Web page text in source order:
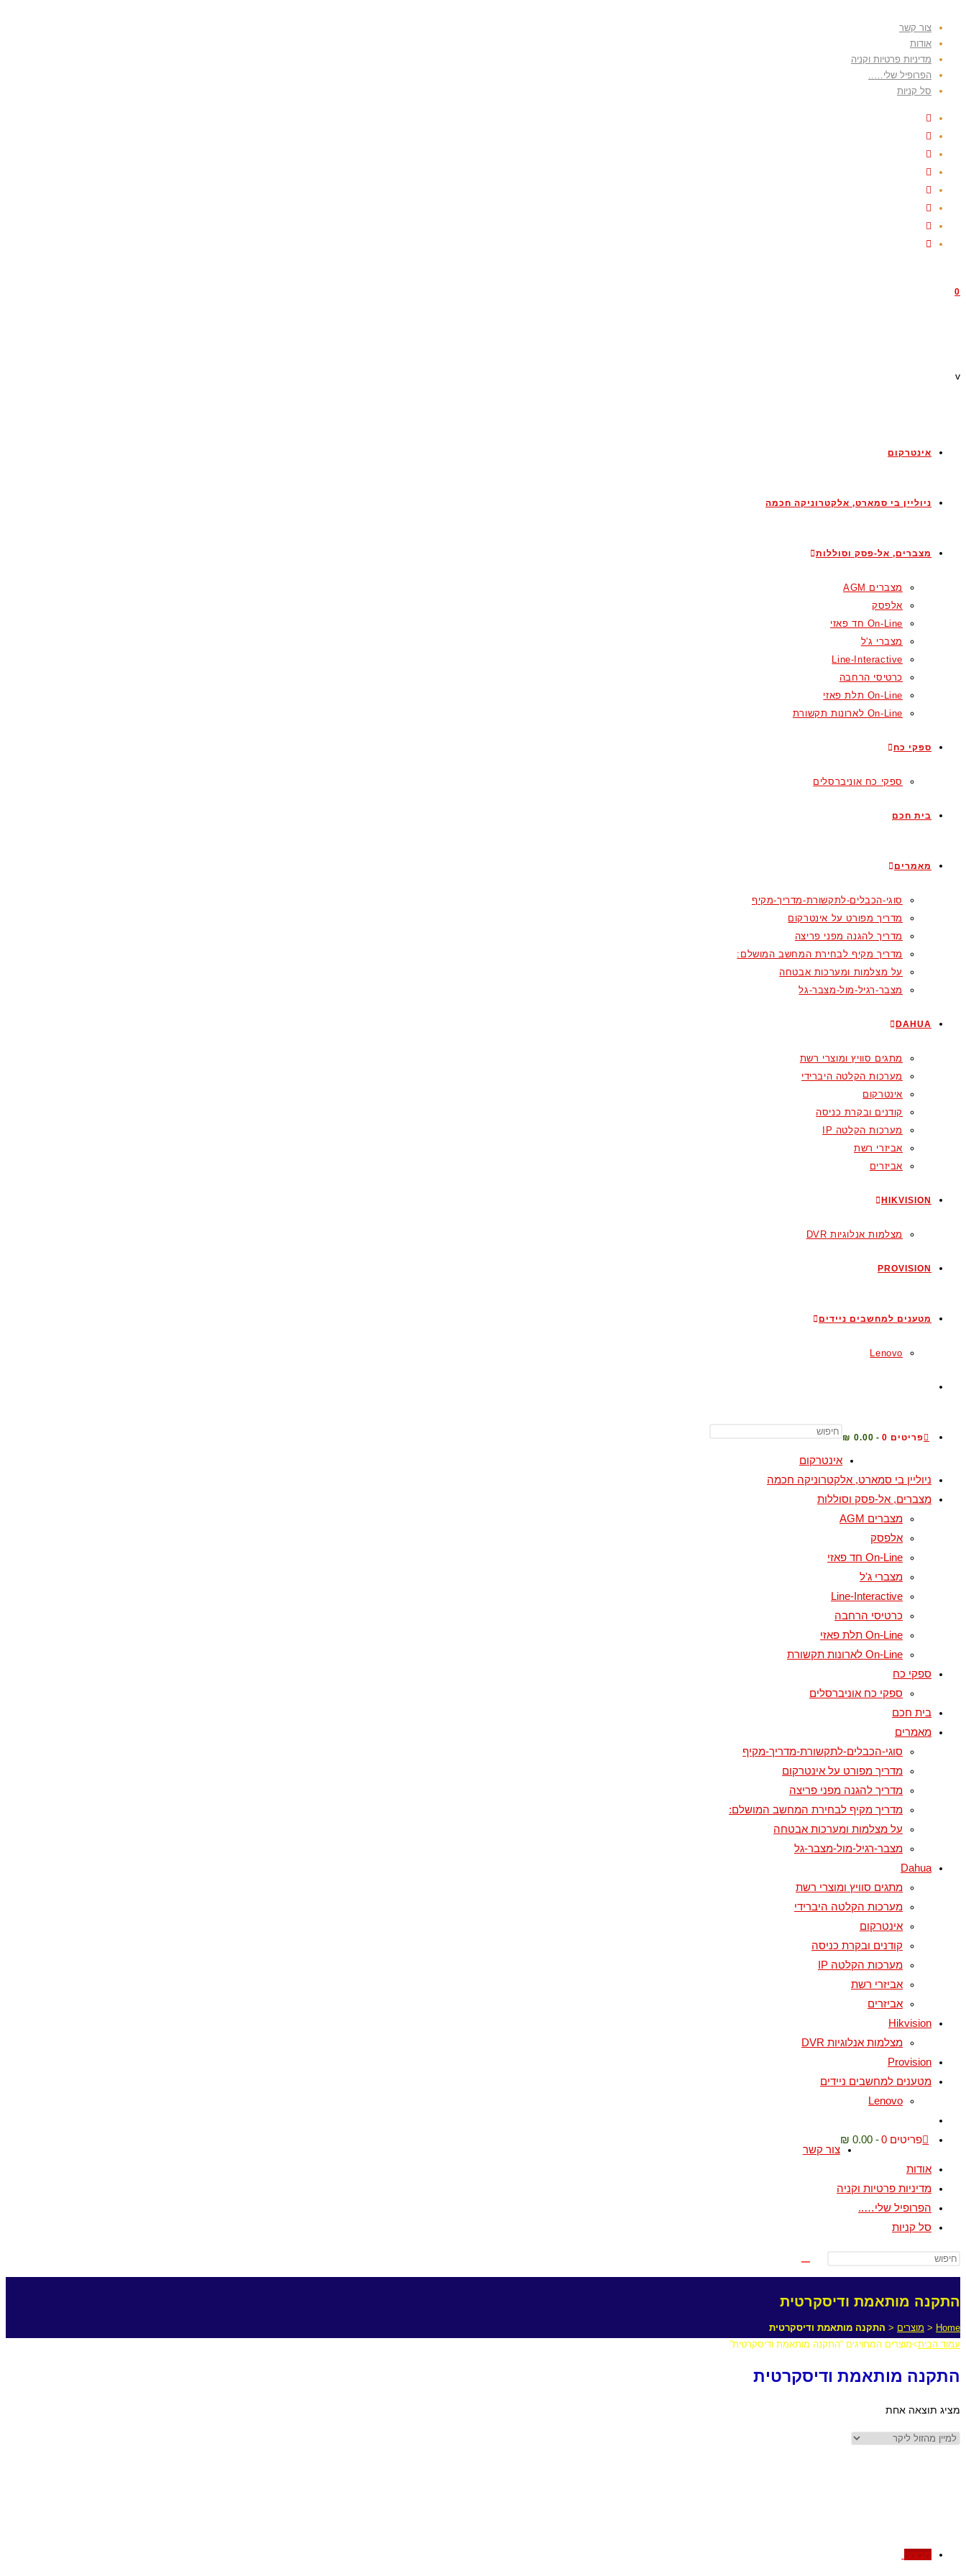
content
צור קשר
אודות
מדיניות פרטיות וקניה
הפרופיל שלי…..
סל קניות
0
v
אינטרקום
ניוליין בי סמארט, אלקטרוניקה חכמה
מצברים, אל-פסק וסוללות
מצברים AGM
אלפסק
On-Line חד פאזי
מצברי ג'ל
Line-Interactive
כרטיסי הרחבה
On-Line תלת פאזי
On-Line לארונות תקשורת
ספקי כח
ספקי כח אוניברסלים
בית חכם
מאמרים
סוגי-הכבלים-לתקשורת-מדריך-מקיף
מדריך מפורט על אינטרקום
מדריך להגנה מפני פריצה
מדריך מקיף לבחירת המחשב המושלם:
על מצלמות ומערכות אבטחה
מצבר-רגיל-מול-מצבר-גל
DAHUA
מתגים סוויץ ומוצרי רשת
מערכות הקלטה היברידי
אינטרקום
קודנים ובקרת כניסה
מערכות הקלטה IP
אביזרי רשת
אביזרים
HIKVISION
מצלמות אנלוגיות DVR
PROVISION
מטענים למחשבים ניידים
Lenovo
WEBSITE
SEARCH
פריטים 0 0.00 ₪
אינטרקום
ניוליין בי סמארט, אלקטרוניקה חכמה
מצברים, אל-פסק וסוללות
מצברים AGM
אלפסק
On-Line חד פאזי
מצברי ג'ל
Line-Interactive
כרטיסי הרחבה
On-Line תלת פאזי
On-Line לארונות תקשורת
ספקי כח
ספקי כח אוניברסלים
בית חכם
מאמרים
סוגי-הכבלים-לתקשורת-מדריך-מקיף
מדריך מפורט על אינטרקום
מדריך להגנה מפני פריצה
מדריך מקיף לבחירת המחשב המושלם:
על מצלמות ומערכות אבטחה
מצבר-רגיל-מול-מצבר-גל
Dahua
מתגים סוויץ ומוצרי רשת
מערכות הקלטה היברידי
אינטרקום
קודנים ובקרת כניסה
מערכות הקלטה IP
אביזרי רשת
אביזרים
Hikvision
מצלמות אנלוגיות DVR
Provision
מטענים למחשבים ניידים
Lenovo
website
פריטים 0
0.00 ₪
צור קשר
אודות
מדיניות פרטיות וקניה
הפרופיל שלי…..
סל קניות
התקנה מותאמת ודיסקרטית
Home
< מוצרים < התקנה מותאמת ודיסקרטית
עמוד הבית>מוצרים המתויגים “התקנה מותאמת ודיסקרטית”
התקנה מותאמת ודיסקרטית
מציג תוצאה אחת
מבצע!